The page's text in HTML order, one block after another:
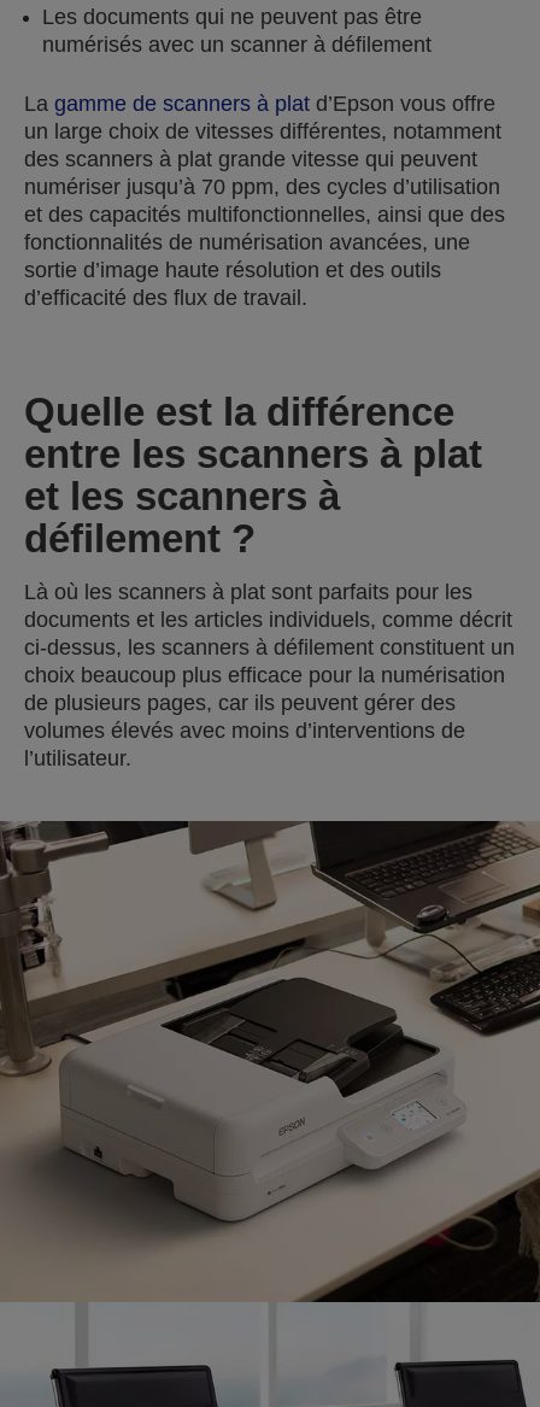
Les documents qui ne peuvent pas être
numérisés avec un scanner à défilement
La gamme de scanners à plat d’Epson vous offre
un large choix de vitesses différentes, notamment
des scanners à plat grande vitesse qui peuvent
numériser jusqu’à 70 ppm, des cycles d’utilisation
et des capacités multifonctionnelles, ainsi que des
fonctionnalités de numérisation avancées, une
sortie d’image haute résolution et des outils
d’efficacité des flux de travail.
Quelle est la différence
entre les scanners à plat
et les scanners à
défilement ?
Là où les scanners à plat sont parfaits pour les
documents et les articles individuels, comme décrit
ci-dessus, les scanners à défilement constituent un
choix beaucoup plus efficace pour la numérisation
de plusieurs pages, car ils peuvent gérer des
volumes élevés avec moins d’interventions de
l’utilisateur.